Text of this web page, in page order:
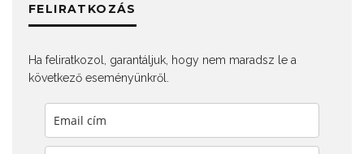
FELIRATKOZÁS
Ha feliratkozol, garantáljuk, hogy nem maradsz le a
következő eseményünkről.